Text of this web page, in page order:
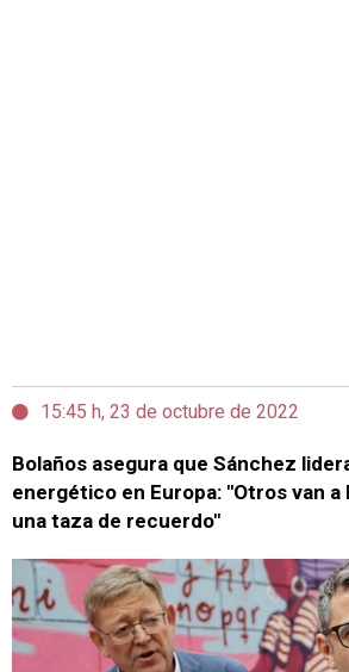
15:45 h, 23 de octubre de 2022
Bolaños asegura que Sánchez
energético en Europa: "Otros van a
una taza de recuerdo"